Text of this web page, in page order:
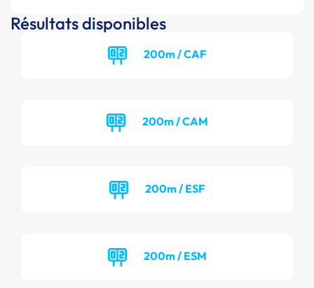
Résultats disponibles
200m / CAF
200m / CAM
200m / ESF
200m / ESM